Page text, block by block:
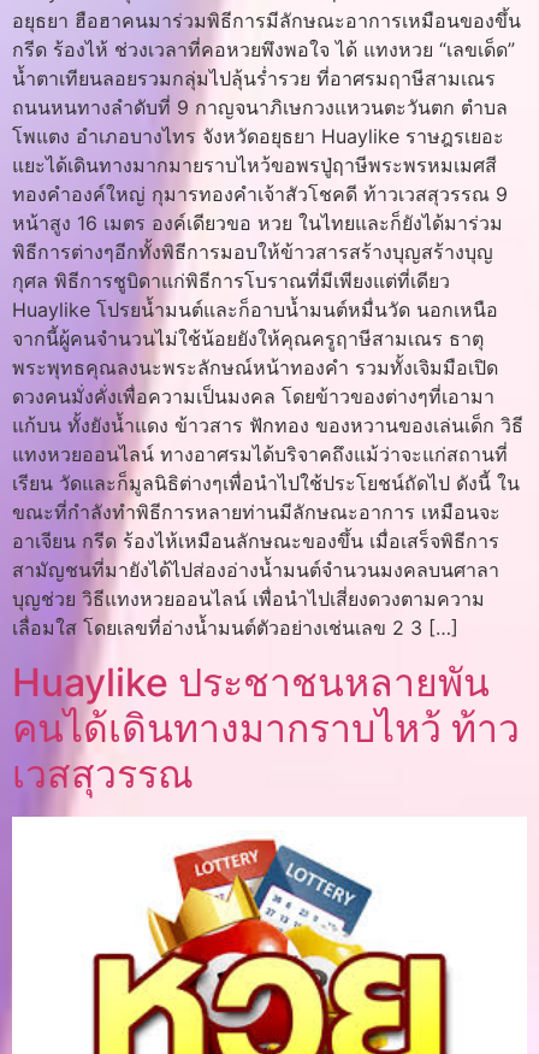
อยุธยา ฮือฮาคนมาร่วมพิธีการมีลักษณะอาการเหมือนของขึ้น
กรีด ร้องไห้ ช่วงเวลาที่คอหวยพึงพอใจ ได้ แทงหวย “เลขเด็ด”
น้ำตาเทียนลอยรวมกลุ่มไปลุ้นร่ำรวย ที่อาศรมฤาษีสามเณร
ถนนหนทางลำดับที่ 9 กาญจนาภิเษกวงแหวนตะวันตก ตำบล
โพแตง อำเภอบางไทร จังหวัดอยุธยา Huaylike ราษฎรเยอะ
แยะได้เดินทางมากมายราบไหว้ขอพรปู่ฤาษีพระพรหมเมศสี
ทองคำองค์ใหญ่ กุมารทองคำเจ้าสัวโชคดี ท้าวเวสสุวรรณ 9
หน้าสูง 16 เมตร องค์เดียวขอ หวย ในไทยและก็ยังได้มาร่วม
พิธีการต่างๆอีกทั้งพิธีการมอบให้ข้าวสารสร้างบุญสร้างบุญ
กุศล พิธีการชูบิดาแก่พิธีการโบราณที่มีเพียงแต่ที่เดียว
Huaylike โปรยน้ำมนต์และก็อาบน้ำมนต์หมื่นวัด นอกเหนือ
จากนี้ผู้คนจำนวนไม่ใช้น้อยยังให้คุณครูฤาษีสามเณร ธาตุ
พระพุทธคุณลงนะพระลักษณ์หน้าทองคำ รวมทั้งเจิมมือเปิด
ดวงคนมั่งคั่งเพื่อความเป็นมงคล โดยข้าวของต่างๆที่เอามา
แก้บน ทั้งยังน้ำแดง ข้าวสาร ฟักทอง ของหวานของเล่นเด็ก วิธี
แทงหวยออนไลน์ ทางอาศรมได้บริจาคถึงแม้ว่าจะแก่สถานที่
เรียน วัดและก็มูลนิธิต่างๆเพื่อนำไปใช้ประโยชน์ถัดไป ดังนี้ ใน
ขณะที่กำลังทำพิธีการหลายท่านมีลักษณะอาการ เหมือนจะ
อาเจียน กรีด ร้องไห้เหมือนลักษณะของขึ้น เมื่อเสร็จพิธีการ
สามัญชนที่มายังได้ไปส่องอ่างน้ำมนต์จำนวนมงคลบนศาลา
บุญช่วย วิธีแทงหวยออนไลน์ เพื่อนำไปเสี่ยงดวงตามความ
เลื่อมใส โดยเลขที่อ่างน้ำมนต์ตัวอย่างเช่นเลข 2 3 […]
Huaylike ประชาชนหลายพัน
คนได้เดินทางมากราบไหว้ ท้าว
เวสสุวรรณ